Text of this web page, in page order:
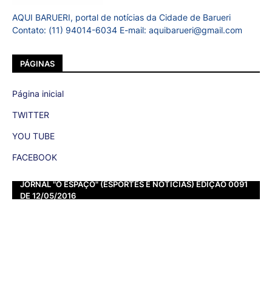
AQUI BARUERI, portal de notícias da Cidade de Barueri
Contato: (11) 94014-6034 E-mail: aquibarueri@gmail.com
PÁGINAS
Página inicial
TWITTER
YOU TUBE
FACEBOOK
JORNAL "O ESPAÇO" (ESPORTES E NOTÍCIAS) EDIÇÃO 0091
DE 12/05/2016